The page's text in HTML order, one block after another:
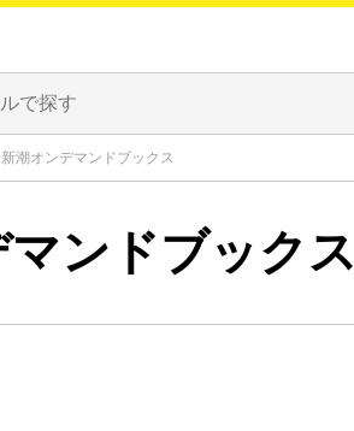
新潮オンデマンドブックス
ンドブックス